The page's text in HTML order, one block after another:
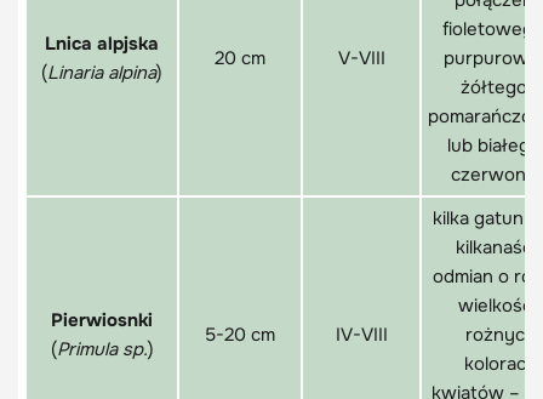
Lnica alpjska
(Linaria alpina)
20 cm V-VIII
żółtego z
lub
Pierwiosnki
(Primula sp.)
5-20 cm IV-VIII
kilka
odmian o
wielkości i
rożnych
kolorach
kwiatów –